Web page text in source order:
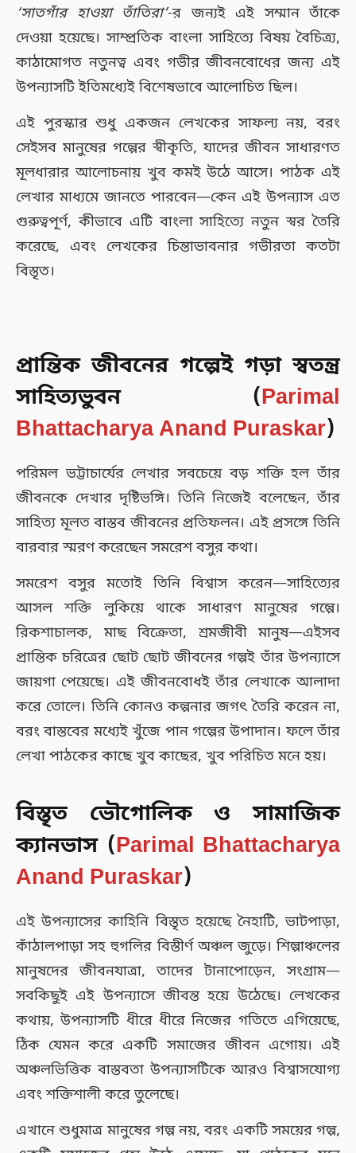
‘সাতগাঁর হাওয়া তাঁতিরা’-র জন্যই এই সম্মান তাঁকে
দেওয়া হয়েছে। সাম্প্রতিক বাংলা সাহিত্যে বিষয় বৈচিত্র্য,
কাঠামোগত নতুনত্ব এবং গভীর জীবনবোধের জন্য এই
উপন্যাসটি ইতিমধ্যেই বিশেষভাবে আলোচিত ছিল।
এই পুরস্কার শুধু একজন লেখকের সাফল্য নয়, বরং
সেইসব মানুষের গল্পের স্বীকৃতি, যাদের জীবন সাধারণত
মূলধারার আলোচনায় খুব কমই উঠে আসে। পাঠক এই
লেখার মাধ্যমে জানতে পারবেন—কেন এই উপন্যাস এত
গুরুত্বপূর্ণ, কীভাবে এটি বাংলা সাহিত্যে নতুন স্বর তৈরি
করেছে, এবং লেখকের চিন্তাভাবনার গভীরতা কতটা
বিস্তৃত।
প্রান্তিক জীবনের গল্পেই গড়া স্বতন্ত্র
সাহিত্যভুবন (Parimal
Bhattacharya Anand Puraskar)
পরিমল ভট্টাচার্যের লেখার সবচেয়ে বড় শক্তি হল তাঁর
জীবনকে দেখার দৃষ্টিভঙ্গি। তিনি নিজেই বলেছেন, তাঁর
সাহিত্য মূলত বাস্তব জীবনের প্রতিফলন। এই প্রসঙ্গে তিনি
বারবার স্মরণ করেছেন সমরেশ বসুর কথা।
সমরেশ বসুর মতোই তিনি বিশ্বাস করেন—সাহিত্যের
আসল শক্তি লুকিয়ে থাকে সাধারণ মানুষের গল্পে।
রিকশাচালক, মাছ বিক্রেতা, শ্রমজীবী মানুষ—এইসব
প্রান্তিক চরিত্রের ছোট ছোট জীবনের গল্পই তাঁর উপন্যাসে
জায়গা পেয়েছে। এই জীবনবোধই তাঁর লেখাকে আলাদা
করে তোলে। তিনি কোনও কল্পনার জগৎ তৈরি করেন না,
বরং বাস্তবের মধ্যেই খুঁজে পান গল্পের উপাদান। ফলে তাঁর
লেখা পাঠকের কাছে খুব কাছের, খুব পরিচিত মনে হয়।
বিস্তৃত ভৌগোলিক ও সামাজিক
ক্যানভাস (Parimal Bhattacharya
Anand Puraskar)
এই উপন্যাসের কাহিনি বিস্তৃত হয়েছে নৈহাটি, ভাটপাড়া,
কাঁঠালপাড়া সহ হুগলির বিস্তীর্ণ অঞ্চল জুড়ে। শিল্পাঞ্চলের
মানুষদের জীবনযাত্রা, তাদের টানাপোড়েন, সংগ্রাম—
সবকিছুই এই উপন্যাসে জীবন্ত হয়ে উঠেছে। লেখকের
কথায়, উপন্যাসটি ধীরে ধীরে নিজের গতিতে এগিয়েছে,
ঠিক যেমন করে একটি সমাজের জীবন এগোয়। এই
অঞ্চলভিত্তিক বাস্তবতা উপন্যাসটিকে আরও বিশ্বাসযোগ্য
এবং শক্তিশালী করে তুলেছে।
এখানে শুধুমাত্র মানুষের গল্প নয়, বরং একটি সময়ের গল্প,